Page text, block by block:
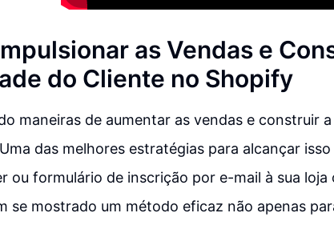
as Vendas e
do Cliente no Shopify
maneiras de aumentar as vendas e construir
das melhores estratégias para alcançar
ou formulário de inscrição por e-mail à sua
se mostrado um método eficaz não apenas